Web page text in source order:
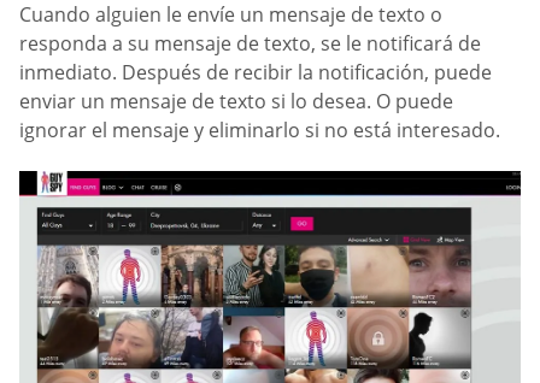
Cuando alguien le envíe un mensaje de texto o
responda a su mensaje de texto, se le notificará de
inmediato. Después de recibir la notificación, puede
enviar un mensaje de texto si lo desea. O puede
ignorar el mensaje y eliminarlo si no está interesado.